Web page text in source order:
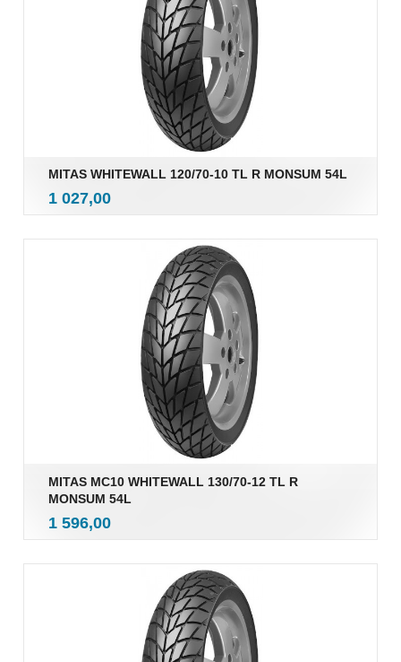
MITAS WHITEWALL 120/70-10 TL R MONSUM 54L
Pris
1 027,00mva.
MITAS MC10 WHITEWALL 130/70-12 TL R
MONSUM 54L
Pris
1 596,00mva.